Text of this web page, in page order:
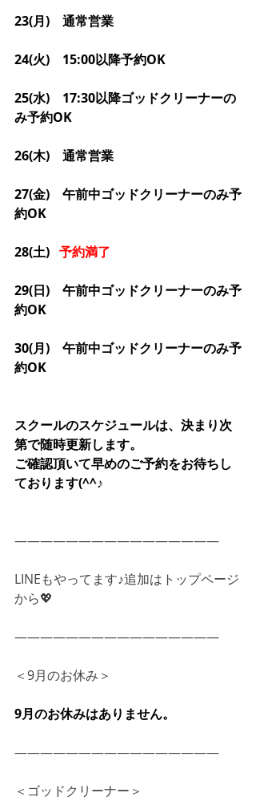
23(月)　通常営業
24(火)　15:00以降予約OK
25(水)　17:30以降ゴッドクリーナーの
み予約OK
26(木)　通常営業
27(金)　午前中ゴッドクリーナーのみ予
約OK
28(土) 予約満了
29(日)　午前中ゴッドクリーナーのみ予
約OK
30(月)　午前中ゴッドクリーナーのみ予
約OK
スクールのスケジュールは、決まり次
第で随時更新します。
ご確認頂いて早めのご予約をお待ちし
ております(^^♪
――――――――――――――――
LINEもやってます♪追加はトップページ
から💖
――――――――――――――――
＜9月のお休み＞
9月のお休みはありません。
――――――――――――――――
＜ゴッドクリーナー＞